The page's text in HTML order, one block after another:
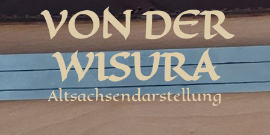
VON DER
WISURA
Altsachsendarstellung